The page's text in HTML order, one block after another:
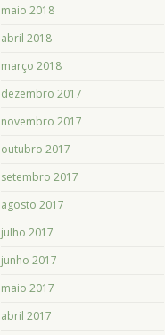
maio 2018
abril 2018
março 2018
dezembro 2017
novembro 2017
outubro 2017
setembro 2017
agosto 2017
julho 2017
junho 2017
maio 2017
abril 2017